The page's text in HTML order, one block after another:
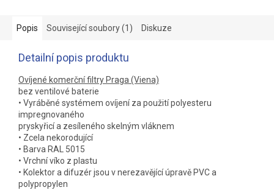
Popis Související soubory (1) Diskuze
Detailní popis produktu
Ovíjené komerční filtry Praga (Viena)
bez ventilové baterie
• Vyráběné systémem ovíjení za použití polyesteru
impregnovaného
pryskyřicí a zesíleného skelným vláknem
• Zcela nekorodující
• Barva RAL 5015
• Vrchní víko z plastu
• Kolektor a difuzér jsou v nerezavějící úpravě PVC a
polypropylen